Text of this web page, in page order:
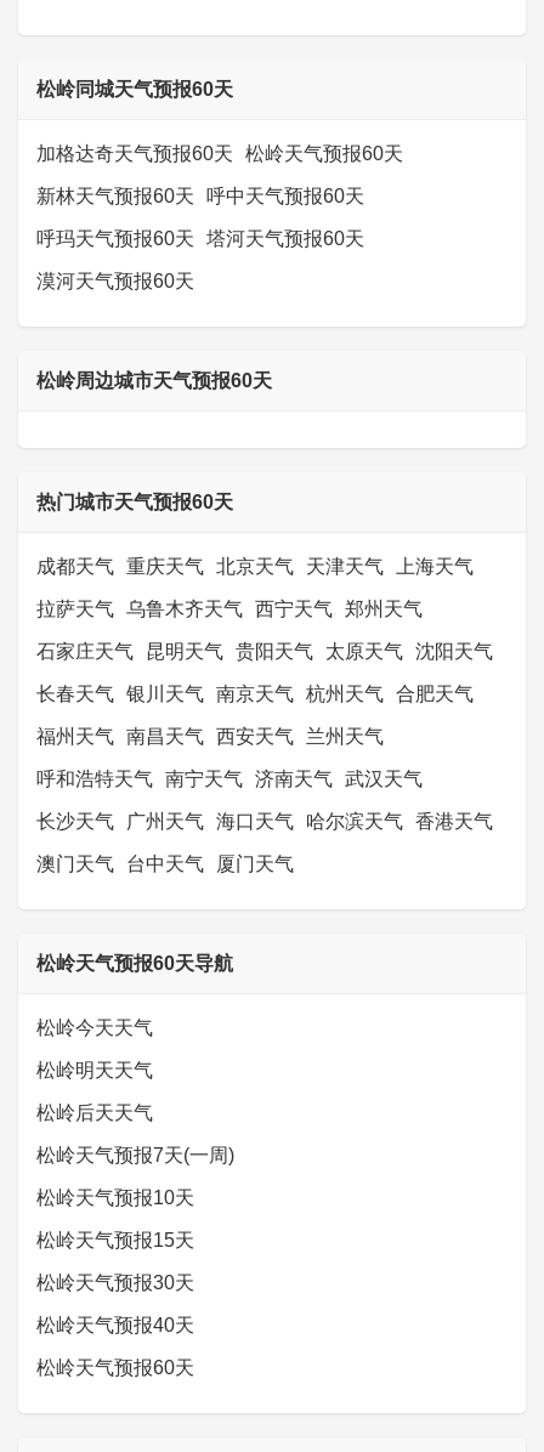
松岭同城天气预报60天
加格达奇天气预报60天 松岭天气预报60天
新林天气预报60天 呼中天气预报60天
呼玛天气预报60天 塔河天气预报60天
漠河天气预报60天
松岭周边城市天气预报60天
热门城市天气预报60天
成都天气 重庆天气 北京天气 天津天气 上海天气
拉萨天气 乌鲁木齐天气 西宁天气 郑州天气
石家庄天气 昆明天气 贵阳天气 太原天气 沈阳天气
长春天气 银川天气 南京天气 杭州天气 合肥天气
福州天气 南昌天气 西安天气 兰州天气
呼和浩特天气 南宁天气 济南天气 武汉天气
长沙天气 广州天气 海口天气 哈尔滨天气 香港天气
澳门天气 台中天气 厦门天气
松岭天气预报60天导航
松岭今天天气
松岭明天天气
松岭后天天气
松岭天气预报7天(一周)
松岭天气预报10天
松岭天气预报15天
松岭天气预报30天
松岭天气预报40天
松岭天气预报60天